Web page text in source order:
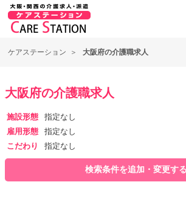
ケアステーション 大阪府の介護職求人
大阪府の介護職求人
施設形態
指定なし
雇用形態
指定なし
こだわり
指定なし
検索条件を追加・変更する